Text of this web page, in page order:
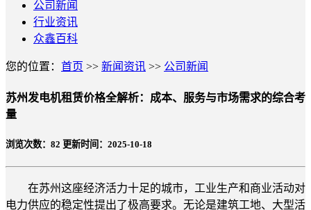
公司新闻
行业资讯
众鑫百科
您的位置： 首页 >> 新闻资讯 >> 公司新闻
苏州发电机租赁价格全解析：成本、服务与市场需求的综合考
量
浏览次数： 82 更新时间：2025-10-18
在苏州这座经济活力十足的城市，工业生产和商业活动对
电力供应的稳定性提出了极高要求。无论是建筑工地、大型活